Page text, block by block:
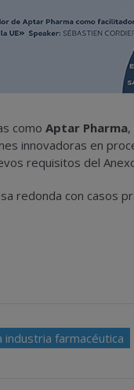
como Aptar Pharma,
innovadoras en
requisitos del
redonda con casos
industria farmacéutica